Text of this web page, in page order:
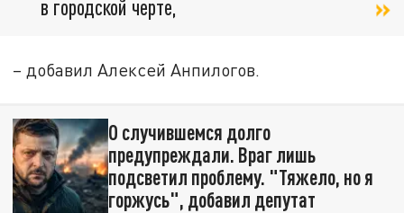
в городской черте,
– добавил Алексей Анпилогов.
О случившемся долго
предупреждали. Враг лишь
подсветил проблему. "Тяжело, но я
горжусь", добавил депутат